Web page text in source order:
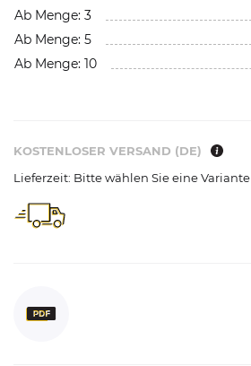
Ab Menge: 3
Ab Menge: 5
Ab Menge: 10
KOSTENLOSER VERSAND (DE)
Lieferzeit: Bitte wählen Sie eine Variante